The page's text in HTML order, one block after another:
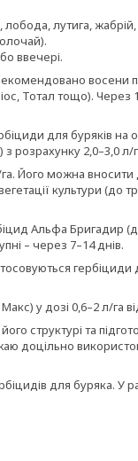
лутига,
ввечері.
восени
Тотал тощо). Через
для буряків
розрахунку 2,0–3,0 л/
Його можна
культури (до
Альфа Бригадир
– через 7–14 днів.
гербіциди
у дозі 0,6–2 л/га
структурі та
доцільно
для буряка. У